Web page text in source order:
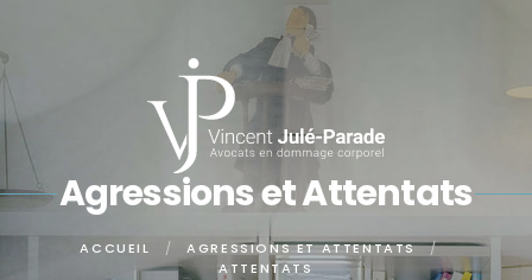
Panneau de gestion des cookies
Agressions et Attentats
ACCUEIL
AGRESSIONS ET ATTENTATS
ATTENTATS